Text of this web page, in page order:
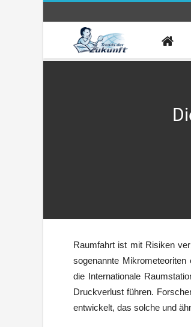
Raumfahrt ist mit Risiken
sogenannte
die Internationale
Druckverlust führen.
entwickelt, das solche und